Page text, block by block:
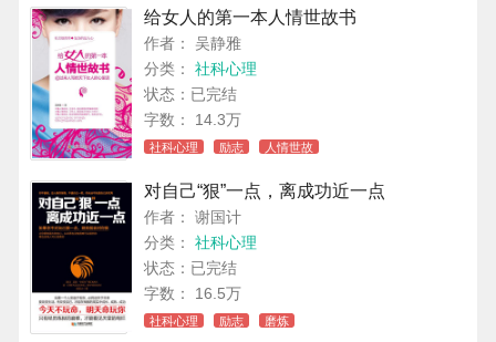
给女人的第一本人情世故书
作者： 吴静雅
分类： 社科心理
状态：已完结
字数： 14.3万
社科心理 励志 人情世故
对自己“狠”一点，离成功近一点
作者： 谢国计
分类： 社科心理
状态：已完结
字数： 16.5万
社科心理 励志 磨炼